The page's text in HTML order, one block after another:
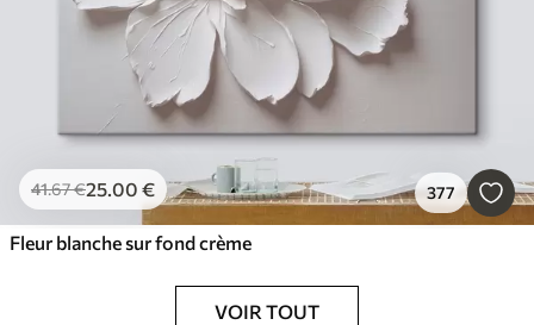
41.67€25.00 € 377
Fleur blanche sur fond crème
VOIR TOUT